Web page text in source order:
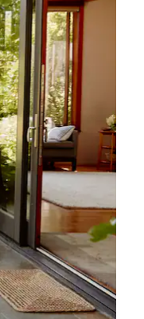
e deslizando o